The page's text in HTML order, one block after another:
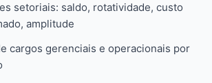
setoriais: saldo, rotatividade, custo
amplitude
cargos gerenciais e operacionais por